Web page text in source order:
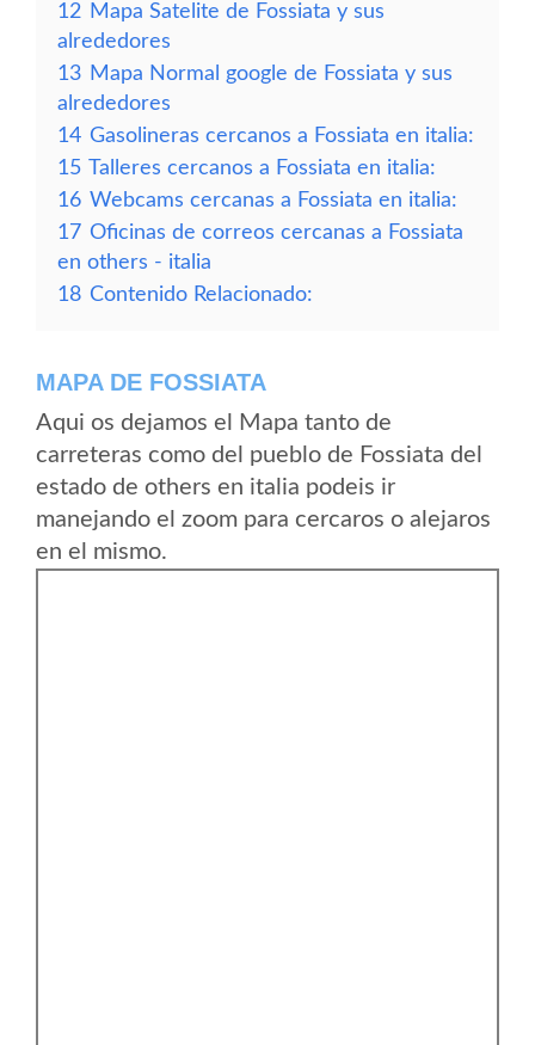
12 Mapa Satelite de Fossiata y sus
alrededores
13 Mapa Normal google de Fossiata y sus
alrededores
14 Gasolineras cercanos a Fossiata en italia:
15 Talleres cercanos a Fossiata en italia:
16 Webcams cercanas a Fossiata en italia:
17 Oficinas de correos cercanas a Fossiata
en others - italia
18 Contenido Relacionado:
MAPA DE FOSSIATA
Aqui os dejamos el Mapa tanto de
carreteras como del pueblo de Fossiata del
estado de others en italia podeis ir
manejando el zoom para cercaros o alejaros
en el mismo.